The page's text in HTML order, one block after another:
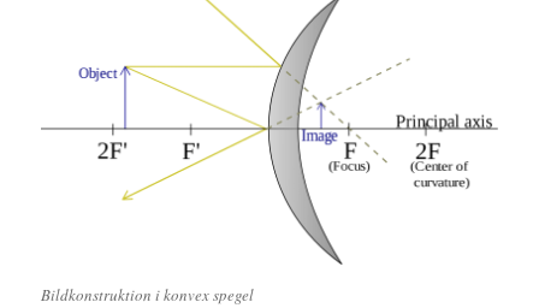
Bildkonstruktion i konvex spegel